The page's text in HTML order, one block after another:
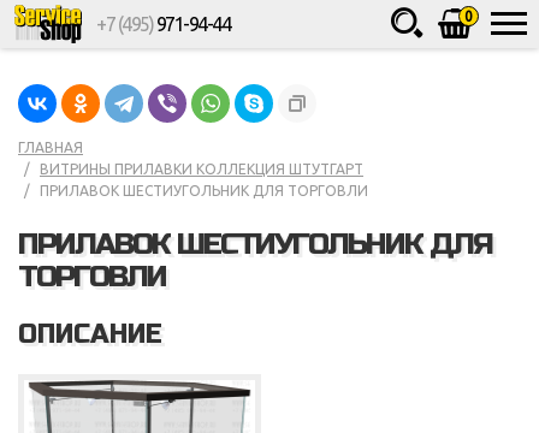
0
+7 (495)971-94-44
ГЛАВНАЯ
ВИТРИНЫ ПРИЛАВКИ КОЛЛЕКЦИЯ ШТУТГАРТ
ПРИЛАВОК ШЕСТИУГОЛЬНИК ДЛЯ ТОРГОВЛИ
ПРИЛАВОК ШЕСТИУГОЛЬНИК ДЛЯ
ТОРГОВЛИ
ОПИСАНИЕ